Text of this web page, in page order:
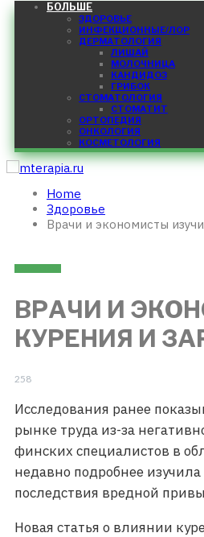
БОЛЬШЕ
ЗДОРОВЬЕ
ИНФЕКЦИОННЫЕ/ЛОР
ДЕРМАТОЛОГИЯ
ЛИШАЙ
МОЛОЧНИЦА
КАНДИДОЗ
ГРИБОК
СТОМАТОЛОГИЯ
СТОМАТИТ
ОРТОПЕДИЯ
ОНКОЛОГИЯ
КОСМЕТОЛОГИЯ
Home
Здоровье
Врачи и экономисты
ВРАЧИ И
КУРЕНИЯ И
258
Исследования ранее
рынке труда из-за
финских специалистов в
недавно подробнее
последствия вредной
Новая статья о влиянии